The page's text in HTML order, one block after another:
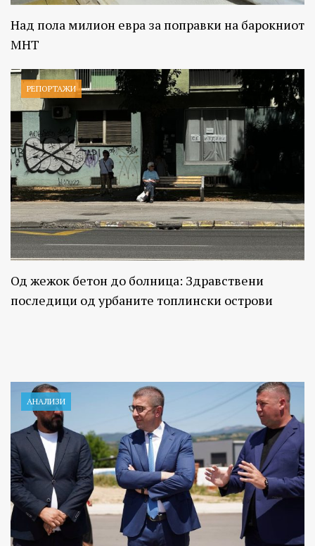
Над пола милион евра за поправки на барокниот
МНТ
РЕПОРТАЖИ
Од жежок бетон до болница: Здравствени
последици од урбаните топлински острови
АНАЛИЗИ